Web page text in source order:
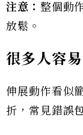
注意： 整個動
放鬆。
很多人容
伸展動作看似
折，常見錯誤